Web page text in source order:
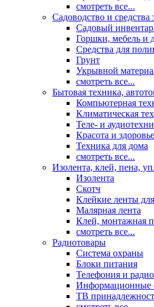
смотреть все...
Садоводство и
Садовый
Горшки, мебель и
Средства для
Грунт
Укрывной
смотреть все...
Бытовая техника,
Компьютерная
Климатическая
Теле- и
Красота и здоровье
Техника для дома
смотреть все...
Изолента, клей, пена,
Изолента
Скотч
Клейкие ленты
Малярная лента
Клей, монтажная
смотреть все...
Радиотовары
Система охраны
Блоки питания
Телефония и радио
Информационные
ТВ